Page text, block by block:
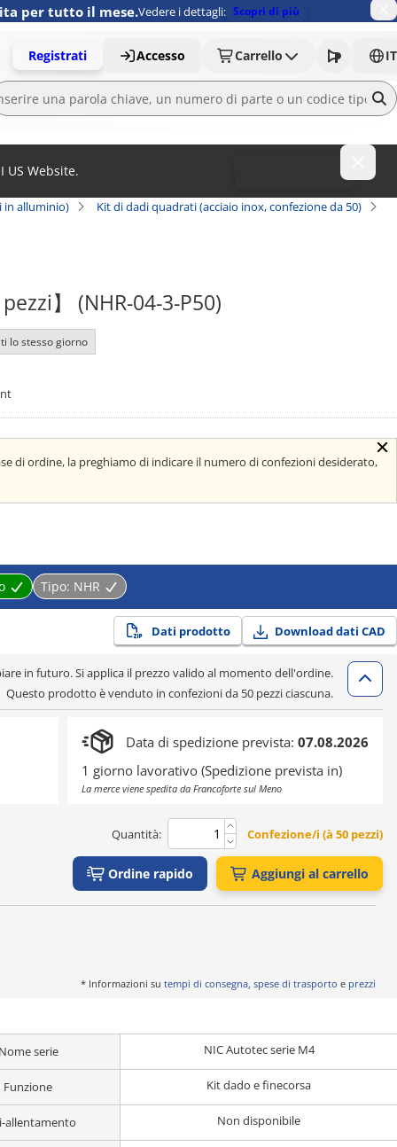
per tutto il mese.Vedere i dettagli: Scopri di più
Registrati Accesso Carrello IT
US Website.
in alluminio)
Kit di dadi quadrati (acciaio inox, confezione da 50)
】 (NHR-04-3-P50)
lo stesso giorno
di ordine, la preghiamo di indicare il numero di confezioni desiderato,
Tipo: NHR
Dati prodotto Download dati CAD
in futuro. Si applica il prezzo valido al momento dell'ordine.
Questo prodotto è venduto in confezioni da 50 pezzi ciascuna.
Data di spedizione prevista: 07.08.2026
1 giorno lavorativo (Spedizione prevista in)
La merce viene spedita da Francoforte sul Meno
Quantità: Confezione/i (à 50 pezzi)
Ordine rapido Aggiungi al carrello
* Informazioni su tempi di consegna, spese di trasporto e prezzi
Nome serie NIC Autotec serie M4
Funzione Kit dado e finecorsa
allentamento Non disponibile